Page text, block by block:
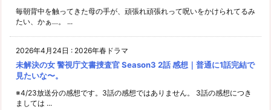
毎朝背中を触ってきた母の手が、頑張れ頑張れって呪いをかけられてるみ
たい、かぁ…。 ...
2026年4月24日 : 2026年春ドラマ
未解決の女 警視庁文書捜査官 Season3 2話 感想｜普通に1話完結で
見たいな〜。
※4/23放送分の感想です。3話の感想ではありません。 3話の感想につき
ましては ...